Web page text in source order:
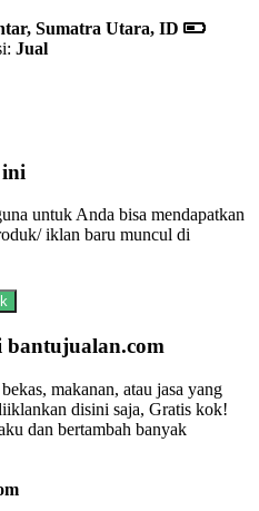
Sumatra Utara, ID
Jual
untuk Anda bisa mendapatkan
iklan baru muncul di
makanan, atau jasa yang
disini saja, Gratis kok!
dan bertambah banyak